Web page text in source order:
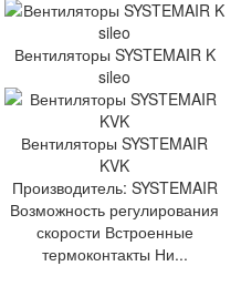
Вентиляторы SYSTEMAIR K
sileo
Вентиляторы SYSTEMAIR
KVK
Производитель: SYSTEMAIR
Возможность регулирования
скорости Встроенные
термоконтакты Ни...